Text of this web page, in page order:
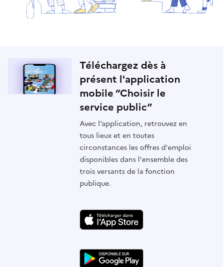
Téléchargez dès à
présent l'application
mobile “Choisir le
service public”
Avec l’application, retrouvez en
tous lieux et en toutes
circonstances les offres d'emploi
disponibles dans l'ensemble des
trois versants de la fonction
publique.